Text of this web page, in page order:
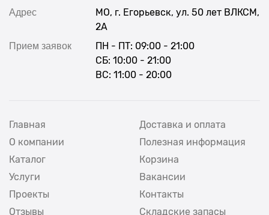
Адрес
МО, г. Егорьевск, ул. 50 лет ВЛКСМ,
2А
Прием заявок
ПН - ПТ: 09:00 - 21:00
СБ: 10:00 - 21:00
ВС: 11:00 - 20:00
Главная
О компании
Каталог
Услуги
Проекты
Отзывы
Доставка и оплата
Полезная информация
Корзина
Вакансии
Контакты
Складские запасы